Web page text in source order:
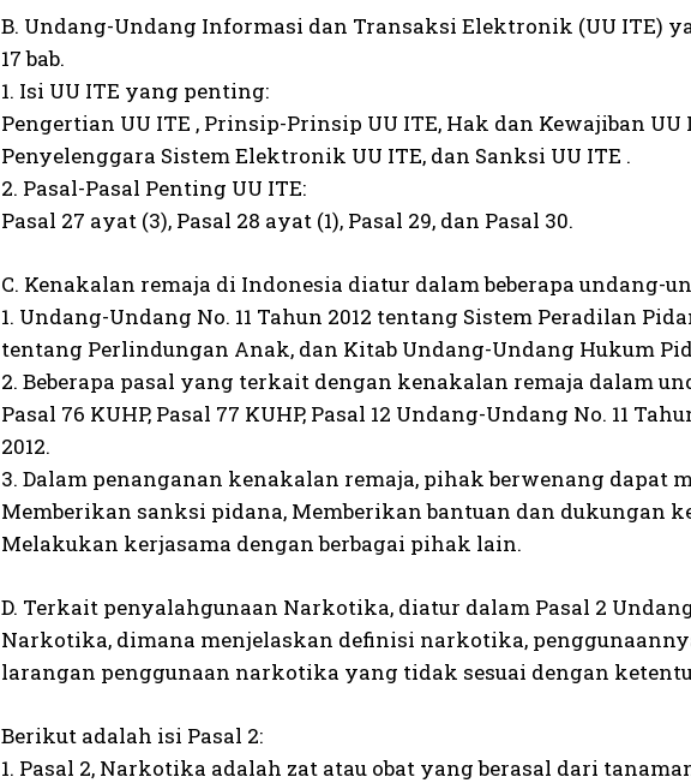
B. Undang-Undang Informasi dan Transaksi Elektronik (UU ITE)
17 bab.
1. Isi UU ITE yang penting:
Pengertian UU ITE , Prinsip-Prinsip UU ITE, Hak dan Kewajiban
Penyelenggara Sistem Elektronik UU ITE, dan Sanksi UU ITE .
2. Pasal-Pasal Penting UU ITE:
Pasal 27 ayat (3), Pasal 28 ayat (1), Pasal 29, dan Pasal 30.
C. Kenakalan remaja di Indonesia diatur dalam beberapa undang-
1. Undang-Undang No. 11 Tahun 2012 tentang Sistem Peradilan
tentang Perlindungan Anak, dan Kitab Undang-Undang Hukum
2. Beberapa pasal yang terkait dengan kenakalan remaja dalam
Pasal 76 KUHP, Pasal 77 KUHP, Pasal 12 Undang-Undang No. 11
2012.
3. Dalam penanganan kenakalan remaja, pihak berwenang dapat
Memberikan sanksi pidana, Memberikan bantuan dan dukungan
Melakukan kerjasama dengan berbagai pihak lain.
D. Terkait penyalahgunaan Narkotika, diatur dalam Pasal 2
Narkotika, dimana menjelaskan definisi narkotika,
larangan penggunaan narkotika yang tidak sesuai dengan
Berikut adalah isi Pasal 2:
1. Pasal 2, Narkotika adalah zat atau obat yang berasal dari